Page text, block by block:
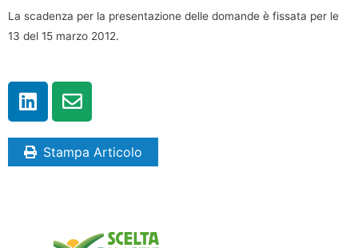
La scadenza per la presentazione delle domande è fissata per le
13 del 15 marzo 2012.
Stampa Articolo